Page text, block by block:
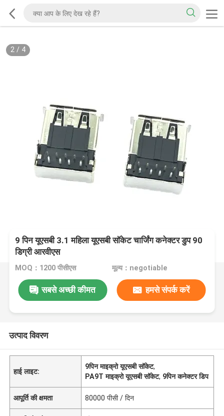
2/ 4
9 पिन यूएसबी 3.1 महिला यूएसबी सॉकेट चार्जिंग कनेक्टर डुप 90
डिग्री आरवीएस
MOQ：1200 पीसीएस मूल्य：negotiable
सबसे अच्छी कीमत हमसे संपर्क करें
उत्पाद विवरण
हाई लाइट:
9पिन माइक्रो यूएसबी सॉकेट,
PA9T माइक्रो यूएसबी सॉकेट, 9पिन कनेक्टर डिप
आपूर्ति की क्षमता 80000 पीसी / दिन